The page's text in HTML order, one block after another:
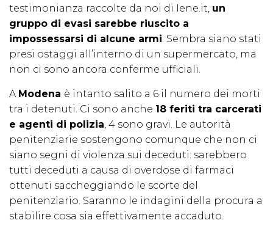
testimonianza raccolte da noi di Iene.it, un
gruppo di evasi sarebbe riuscito a
impossessarsi di alcune armi. Sembra siano stati
presi ostaggi all’interno di un supermercato, ma
non ci sono ancora conferme ufficiali.
A Modena è intanto salito a 6 il numero dei morti
tra i detenuti. Ci sono anche 18 feriti tra carcerati
e agenti di polizia, 4 sono gravi. Le autorità
penitenziarie sostengono comunque che non ci
siano segni di violenza sui deceduti: sarebbero
tutti deceduti a causa di overdose di farmaci
ottenuti saccheggiando le scorte del
penitenziario. Saranno le indagini della procura a
stabilire cosa sia effettivamente accaduto.